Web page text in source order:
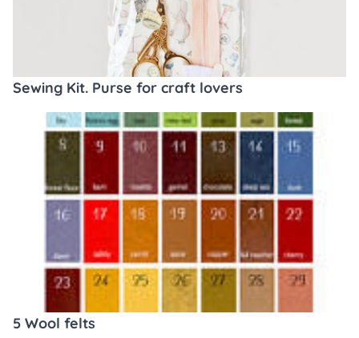
Sewing Kit. Purse for craft lovers
5 Wool felts